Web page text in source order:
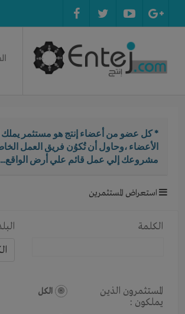
* كل عضو من أعضاء إنتج هو مستثمر يملك
الأعضاء ،وحاول أن تُكوُن فريق العمل
مشروعك إلي عمل قائم علي أرض الواقع...
استعراض المستثمرين
الكلمة
المستثمرون الذين
يملكون :
الكل